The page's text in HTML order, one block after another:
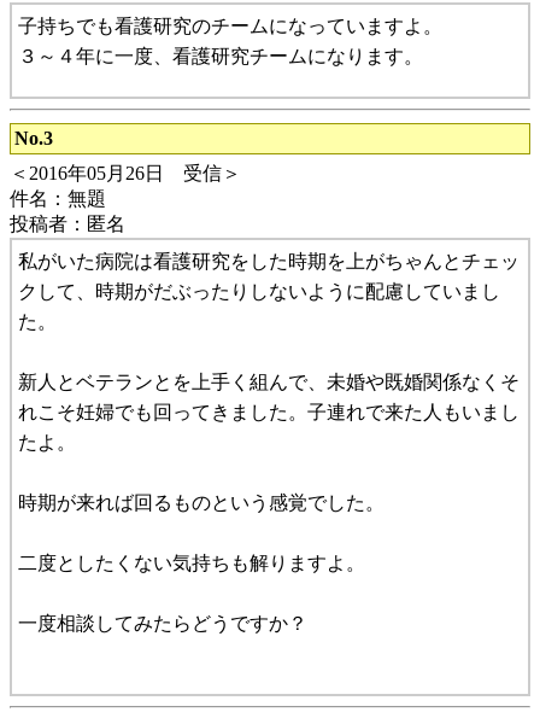
子持ちでも看護研究のチームになっていますよ。
３～４年に一度、看護研究チームになります。
No.3
＜2016年05月26日 受信＞
件名：無題
投稿者：匿名
私がいた病院は看護研究をした時期を上がちゃんとチェッ
クして、時期がだぶったりしないように配慮していまし
た。
新人とベテランとを上手く組んで、未婚や既婚関係なくそ
れこそ妊婦でも回ってきました。子連れで来た人もいまし
たよ。
時期が来れば回るものという感覚でした。
二度としたくない気持ちも解りますよ。
一度相談してみたらどうですか？